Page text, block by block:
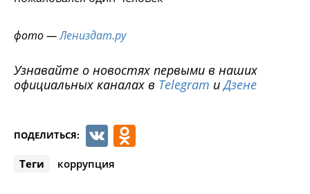
фото —Лениздат.ру
Узнавайте о новостях первыми в наших
официальных каналах в Telegram иДзене
ПОДЕЛИТЬСЯ: VK
Теги коррупция